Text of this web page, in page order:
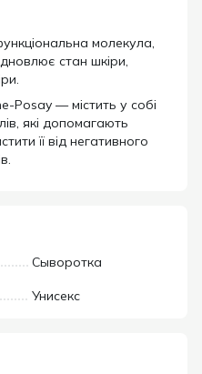
молекула,
стан шкіри,
Posay — містить у собі
які допомагають
її від негативного
Сыворотка
Унисекс